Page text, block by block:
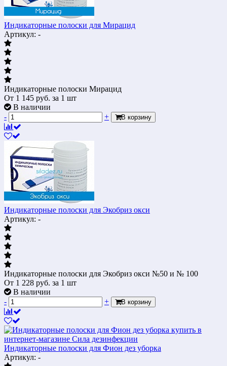
Индикаторные полоски для Мирацид
Артикул: -
Индикаторные полоски Мирацид
От 1 145 руб. за 1 шт
В наличии
-
+ В корзину
Индикаторные полоски для Экобриз окси
Артикул: -
Индикаторные полоски для Экобриз окси №50 и № 100
От 1 228 руб. за 1 шт
В наличии
-
+ В корзину
Индикаторные полоски для Фион дез уборка
Артикул: -